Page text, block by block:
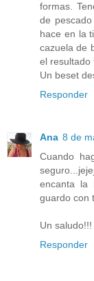
formas.
de
hace en la
cazuela de
el resultado
Un beset
Responder
Ana 8 de
Cuando
encanta la
guardo con
Un saludo!!!
Responder